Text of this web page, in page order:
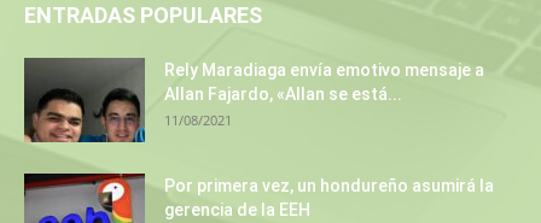
ENTRADAS POPULARES
Rely Maradiaga envía emotivo mensaje a
Allan Fajardo, «Allan se está...
11/08/2021
Por primera vez, un hondureño asumirá la
gerencia de la EEH